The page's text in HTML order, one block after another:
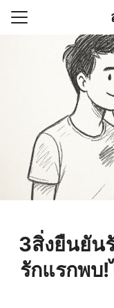
Skip
านบัญชี (Accounting
ช่วยสำคัญในการบริ
3สิ่งยืนยัน
รักแรกพบ